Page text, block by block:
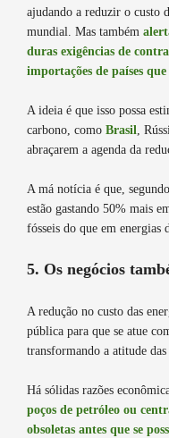
ajudando a reduzir o custo
mundial. Mas também
duras exigências de
importações de países
A ideia é que isso possa
carbono, como Brasil,
abraçarem a agenda da
A má notícia é que,
estão gastando 50% mais
fósseis do que em energias
5. Os negócios
A redução no custo das
pública para que se atue
transformando a atitude das
Há sólidas razões
poços de petróleo ou
obsoletas antes que se